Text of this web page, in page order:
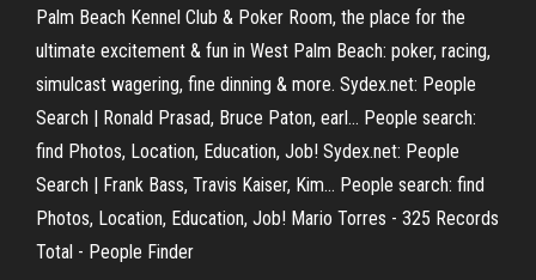
Palm Beach Kennel Club & Poker Room, the place for the
ultimate excitement & fun in West Palm Beach: poker, racing,
simulcast wagering, fine dinning & more. Sydex.net: People
Search | Ronald Prasad, Bruce Paton, earl… People search:
find Photos, Location, Education, Job! Sydex.net: People
Search | Frank Bass, Travis Kaiser, Kim… People search: find
Photos, Location, Education, Job! Mario Torres - 325 Records
Total - People Finder